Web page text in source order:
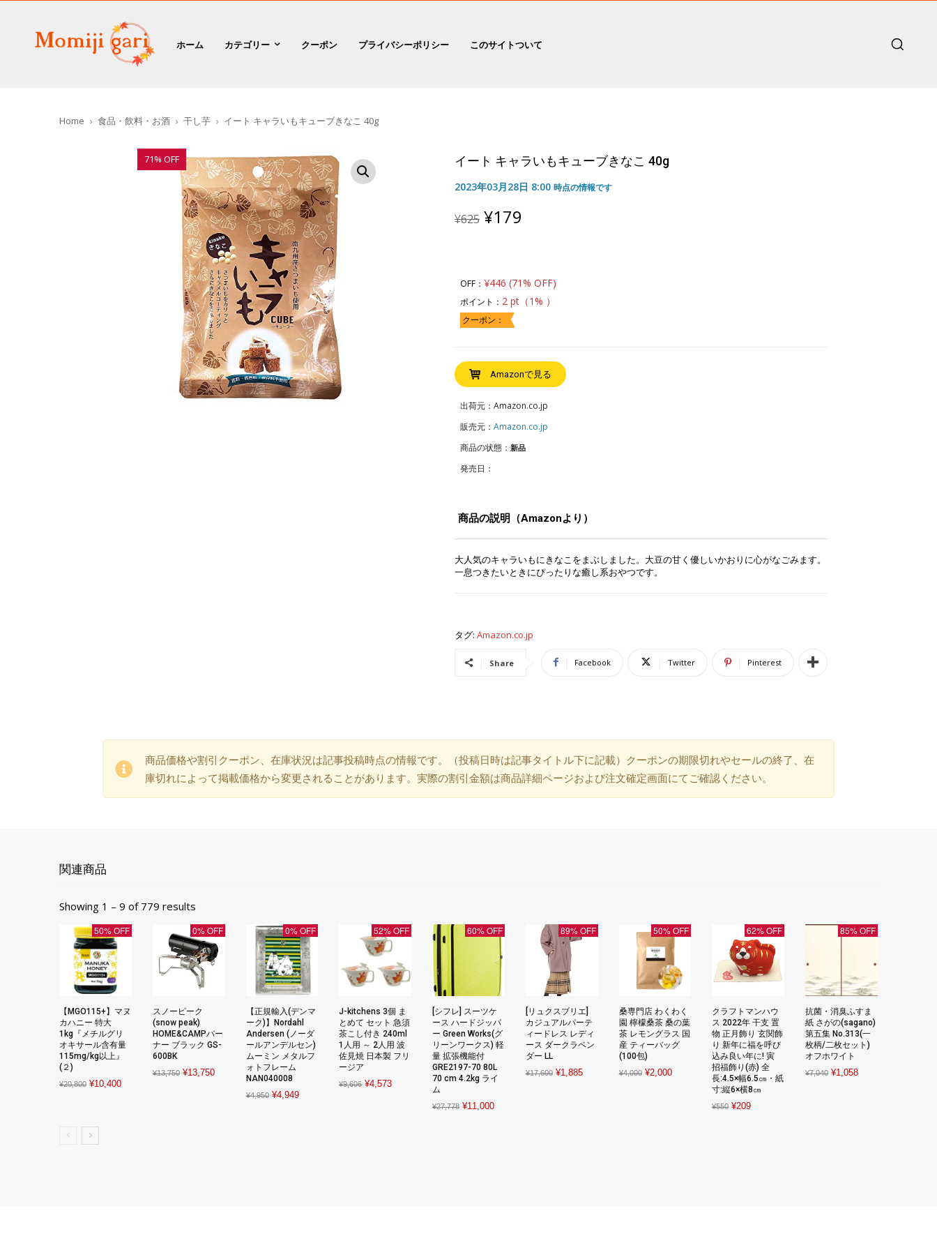
ホーム カテゴリー クーポン プライバシーポリシー このサイトついて
Home 食品・飲料・お酒 干し芋 イート キャラいもキューブきなこ 40g
71% OFF イート キャラいもキューブきなこ 40g
2023年03月28日 8:00 時点の情報です
¥625 Original
price
¥179
OFF： ¥446 (71% OFF)
ポイント： 2 pt（1% ）
クーポン：
Amazonで見る
出荷元：Amazon.co.jp
販売元： Amazon.co.jp
商品の状態： 新品
発売日：
商品の説明（Amazonより）
大人気のキャラいもにきなこをまぶしました。大豆の甘く優しいかおりに心がなごみます。
一息つきたいときにぴったりな癒し系おやつです。
タグ: Amazon.co.jp
Share Facebook Twitter Pinterest
商品価格や割引クーポン、在庫状況は記事投稿時点の情報です。（投稿日時は記事タイトル下に記載）クーポンの期限切れやセールの終了、在
庫切れによって掲載価格から変更されることがあります。実際の割引金額は商品詳細ページおよび注文確定画面にてご確認ください。
関連商品
Showing 1 – 9 of 779 results
50% OFF
【MGO115+】マヌ
カハニー 特大
1kg『メチルグリ
オキサール含有量
115mg/kg以上』
(２)
¥20,800 Original
¥20,800.
¥10,400Current
0% OFF
スノーピーク
(snow peak)
HOME&CAMPバー
ナー ブラック GS-
600BK
¥13,750 Original
¥13,750Current
0% OFF
【正規輸入(デンマ
ーク)】Nordahl
Andersen (ノーダ
ールアンデルセン)
ムーミン メタルフ
ォトフレーム
NAN040008
¥4,950 Original
¥4,949Current
52% OFF
J-kitchens 3個 ま
とめて セット 急須
茶こし付き 240ml
1人用 ～ 2人用 波
佐見焼 日本製 フリ
ージア
¥9,606 Original
¥4,573Current
60% OFF
[シフレ] スーツケ
ース ハードジッパ
ー Green Works(グ
リーンワークス) 軽
量 拡張機能付
GRE2197-70 80L
70 cm 4.2kg ライ
ム
¥27,778 Original
¥11,000Current
89% OFF
[リュクスブリエ]
カジュアルパーテ
ィードレス レディ
ース ダークラベン
ダー LL
¥17,600 Original
¥1,885Current
50% OFF
桑専門店 わくわく
園 檸檬桑茶 桑の葉
茶 レモングラス 国
産 ティーバッグ
(100包)
¥4,000 Original
¥2,000Current
62% OFF
クラフトマンハウ
ス 2022年 干支 置
物 正月飾り 玄関飾
り 新年に福を呼び
込み良い年に! 寅
招福飾り(赤) 全
長:4.5×幅6.5㎝・紙
寸:縦6×横8㎝
¥550 Original
¥209Current
85% OFF
抗菌・消臭ふすま
紙 さがの(sagano)
第五集 No.313(一
枚柄/二枚セット)
オフホワイト
¥7,040 Original
¥1,058Current